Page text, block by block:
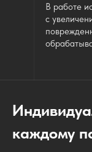
В работе
с
каждому